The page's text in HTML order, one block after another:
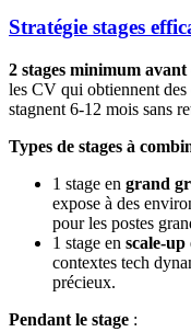
Stratégie stages
2 stages minimum
les CV qui obtiennent
stagnent 6-12 mois sans
Types de stages à
1 stage en grand
expose à des
pour les postes
1 stage en scale-up
contextes tech
précieux.
Pendant le stage :